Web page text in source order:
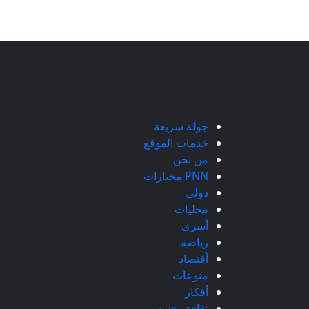
جولة سريعة
خدمات الموقع
من نحن
PNN مختارات
دولي
محليات
أسرى
رياضة
أقتصاد
منوعات
أفكار